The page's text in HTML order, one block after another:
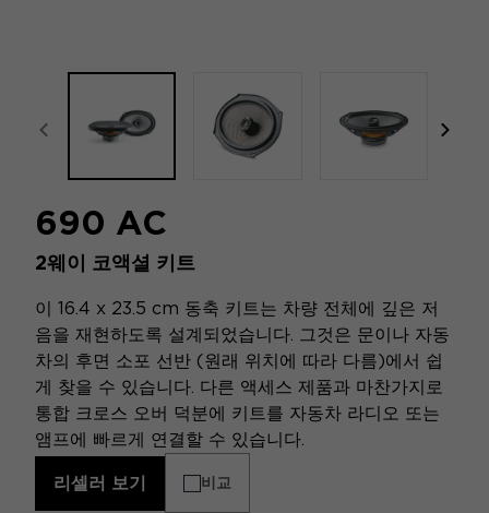
focal-naim-frontent::misc.prev_label
690 AC
2웨이 코액셜 키트
이 16.4 x 23.5 cm 동축 키트는 차량 전체에 깊은 저
음을 재현하도록 설계되었습니다. 그것은 문이나 자동
차의 후면 소포 선반 (원래 위치에 따라 다름)에서 쉽
게 찾을 수 있습니다. 다른 액세스 제품과 마찬가지로
통합 크로스 오버 덕분에 키트를 자동차 라디오 또는
앰프에 빠르게 연결할 수 있습니다.
리셀러 보기 비교